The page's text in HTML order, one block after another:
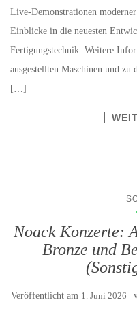
Live-Demonstrationen
Einblicke in die neuesten
Fertigungstechnik. Weitere
ausgestellten Maschinen und
[…]
Noack Konzerte:
Bronze und
Veröffentlicht am 1. Juni 2026